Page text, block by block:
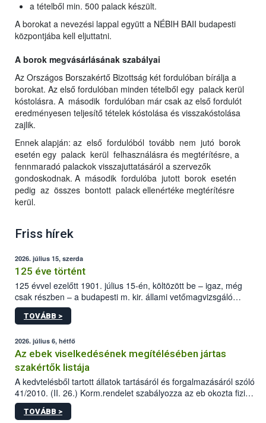
a tételből min. 500 palack készült.
A borokat a nevezési lappal együtt a NÉBIH BAII budapesti
központjába kell eljuttatni.
A borok megvásárlásának szabályai
Az Országos Borszakértő Bizottság két fordulóban bírálja a
borokat. Az első fordulóban minden tételből egy palack kerül
kóstolásra. A második fordulóban már csak az első fordulót
eredményesen teljesítő tételek kóstolása és visszakóstolása
zajlik.
Ennek alapján: az első fordulóból tovább nem jutó borok
esetén egy palack kerül felhasználásra és megtérítésre, a
fennmaradó palackok visszajuttatásáról a szervezők
gondoskodnak. A második fordulóba jutott borok esetén
pedig az összes bontott palack ellenértéke megtérítésre
kerül.
Friss hírek
2026. július 15, szerda
125 éve történt
125 évvel ezelőtt 1901. július 15-én, költözött be – igaz, még
csak részben – a budapesti m. kir. állami vetőmagvizsgáló
állomás a Kis Rókus utca 15. szám alatti, Czigler Győző által
tervezett új épületébe.
TOVÁBB >
2026. július 6, hétfő
Az ebek viselkedésének megítélésében jártas
szakértők listája
A kedvtelésből tartott állatok tartásáról és forgalmazásáról szóló
41/2010. (II. 26.) Korm.rendelet szabályozza az eb okozta fizikai
sérülés, illetve ennek veszélye keletkezésekor felmerülő
hatósági feladatokat, valamint a veszélyes eb tartását és annak
TOVÁBB >